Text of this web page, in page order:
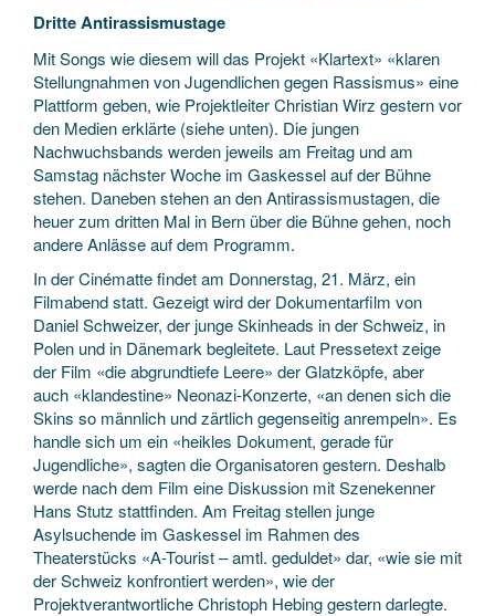
Dritte Antirassismustage
Mit Songs wie diesem will das Projekt «Klartext» «klaren
Stellungnahmen von Jugendlichen gegen Rassismus» eine
Plattform geben, wie Projektleiter Christian Wirz gestern vor
den Medien erklärte (siehe unten). Die jungen
Nachwuchsbands werden jeweils am Freitag und am
Samstag nächster Woche im Gaskessel auf der Bühne
stehen. Daneben stehen an den Antirassismustagen, die
heuer zum dritten Mal in Bern über die Bühne gehen, noch
andere Anlässe auf dem Programm.
In der Cinématte findet am Donnerstag, 21. März, ein
Filmabend statt. Gezeigt wird der Dokumentarfilm von
Daniel Schweizer, der junge Skinheads in der Schweiz, in
Polen und in Dänemark begleitete. Laut Pressetext zeige
der Film «die abgrundtiefe Leere» der Glatzköpfe, aber
auch «klandestine» Neonazi-Konzerte, «an denen sich die
Skins so männlich und zärtlich gegenseitig anrempeln». Es
handle sich um ein «heikles Dokument, gerade für
Jugendliche», sagten die Organisatoren gestern. Deshalb
werde nach dem Film eine Diskussion mit Szenekenner
Hans Stutz stattfinden. Am Freitag stellen junge
Asylsuchende im Gaskessel im Rahmen des
Theaterstücks «A-Tourist – amtl. geduldet» dar, «wie sie mit
der Schweiz konfrontiert werden», wie der
Projektverantwortliche Christoph Hebing gestern darlegte.